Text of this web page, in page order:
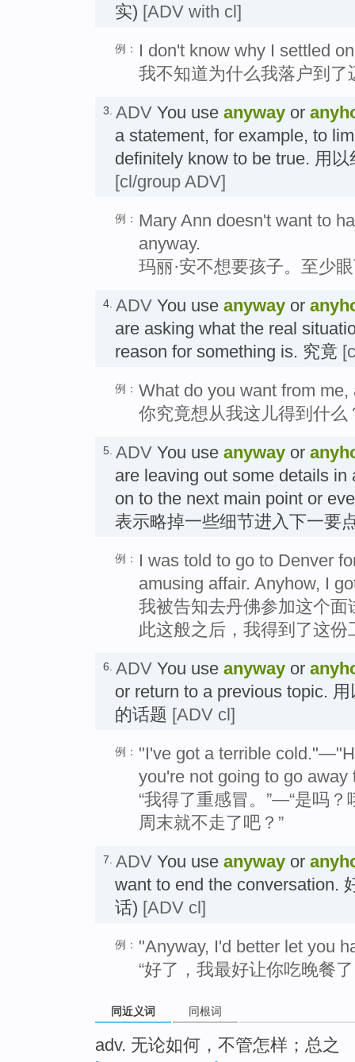
实) [ADV with cl]
例：
I don't know why I settled
我不知道为什么我落户到
3. ADV You use anyway or
a statement, for example, to
definitely know to be true. 用
[cl/group ADV]
例： Mary Ann doesn't want to
anyway.
玛丽·安不想要孩子。至少
4. ADV You use anyway or
are asking what the real
reason for something is. 究竟
例： What do you want from me,
你究竟想从我这儿得到什么
5. ADV You use anyway or
are leaving out some details in
on to the next main point or
表示略掉一些细节进入下一要
例：
I was told to go to Denver
amusing affair. Anyhow, I
我被告知去丹佛参加这个
此这般之后，我得到了这份
6. ADV You use anyway or
or return to a previous topic.
的话题 [ADV cl]
例： "I've got a terrible
you're not going to go away
“我得了重感冒。”—“是吗
周末就不走了吧？”
7. ADV You use anyway or
want to end the conversation.
话) [ADV cl]
例： "Anyway, I'd better let you
“好了，我最好让你吃晚餐
同近义词 同根词
adv. 无论如何，不管怎样；总之